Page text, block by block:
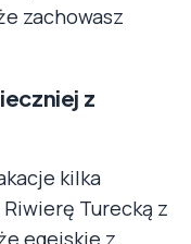
zachowasz
z
kilka
Turecką z
egejskie z